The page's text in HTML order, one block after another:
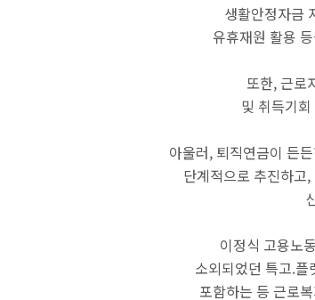
생활안정자금
유휴재원 활용
또한, 근로
및 취득기
아울러, 퇴직연금이 든
단계적으로 추진하고
이정식 고용노
소외되었던 특고.
포함하는 등 근로